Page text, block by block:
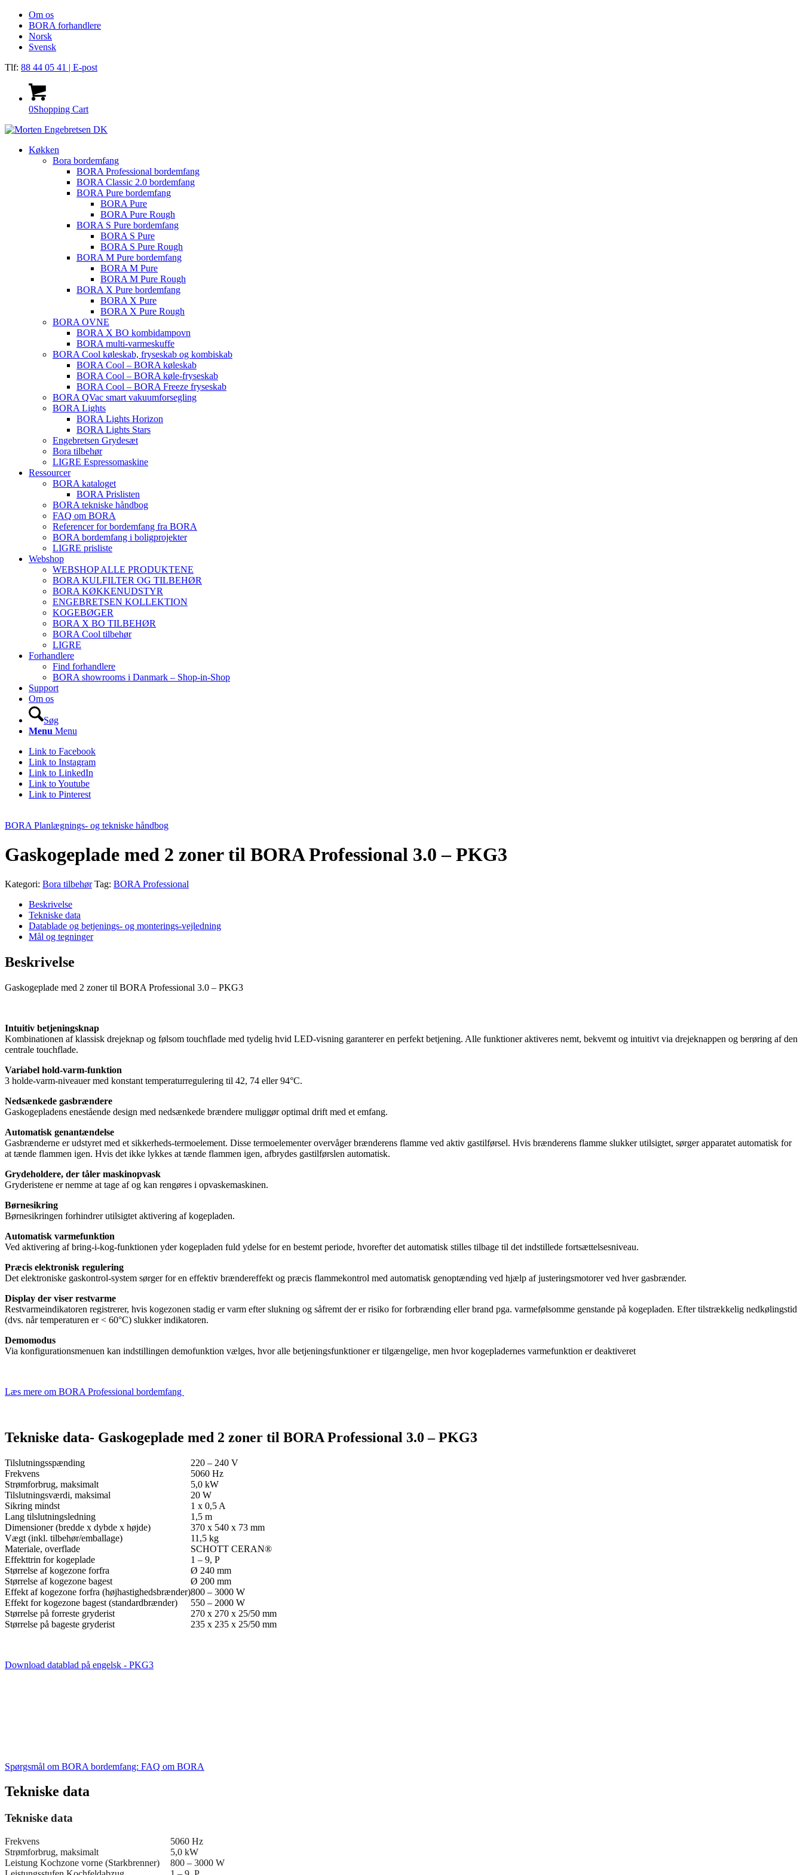
Om os
BORA forhandlere
Norsk
Svensk
Tlf: 88 44 05 41 | E-post
0Shopping Cart
Køkken
Bora bordemfang
BORA Professional bordemfang
BORA Classic 2.0 bordemfang
BORA Pure bordemfang
BORA Pure
BORA Pure Rough
BORA S Pure bordemfang
BORA S Pure
BORA S Pure Rough
BORA M Pure bordemfang
BORA M Pure
BORA M Pure Rough
BORA X Pure bordemfang
BORA X Pure
BORA X Pure Rough
BORA OVNE
BORA X BO kombidampovn
BORA multi-varmeskuffe
BORA Cool køleskab, fryseskab og kombiskab
BORA Cool – BORA køleskab
BORA Cool – BORA køle-fryseskab
BORA Cool – BORA Freeze fryseskab
BORA QVac smart vakuumforsegling
BORA Lights
BORA Lights Horizon
BORA Lights Stars
Engebretsen Grydesæt
Bora tilbehør
LIGRE Espressomaskine
Ressourcer
BORA kataloget
BORA Prislisten
BORA tekniske håndbog
FAQ om BORA
Referencer for bordemfang fra BORA
BORA bordemfang i boligprojekter
LIGRE prisliste
Webshop
WEBSHOP ALLE PRODUKTENE
BORA KULFILTER OG TILBEHØR
BORA KØKKENUDSTYR
ENGEBRETSEN KOLLEKTION
KOGEBØGER
BORA X BO TILBEHØR
BORA Cool tilbehør
LIGRE
Forhandlere
Find forhandlere
BORA showrooms i Danmark – Shop-in-Shop
Support
Om os
Søg
Menu Menu
Link to Facebook
Link to Instagram
Link to LinkedIn
Link to Youtube
Link to Pinterest
BORA Planlægnings- og tekniske håndbog
Gaskogeplade med 2 zoner til BORA Professional 3.0 – PKG3
Kategori: Bora tilbehør Tag: BORA Professional
Beskrivelse
Tekniske data
Datablade og betjenings- og monterings-vejledning
Mål og tegninger
Beskrivelse
Gaskogeplade med 2 zoner til BORA Professional 3.0 – PKG3
Intuitiv betjeningsknap
Kombinationen af klassisk drejeknap og følsom touchflade med tydelig hvid LED-visning garanterer en perfekt betjening. Alle funktioner aktiveres nemt, bekvemt og intuitivt via drejeknappen og berøring af den
centrale touchflade.
Variabel hold-varm-funktion
3 holde-varm-niveauer med konstant temperaturregulering til 42, 74 eller 94°C.
Nedsænkede gasbrændere
Gaskogepladens enestående design med nedsænkede brændere muliggør optimal drift med et emfang.
Automatisk genantændelse
Gasbrænderne er udstyret med et sikkerheds-termoelement. Disse termoelementer overvåger brænderens flamme ved aktiv gastilførsel. Hvis brænderens flamme slukker utilsigtet, sørger apparatet automatisk for
at tænde flammen igen. Hvis det ikke lykkes at tænde flammen igen, afbrydes gastilførslen automatisk.
Grydeholdere, der tåler maskinopvask
Gryderistene er nemme at tage af og kan rengøres i opvaskemaskinen.
Børnesikring
Børnesikringen forhindrer utilsigtet aktivering af kogepladen.
Automatisk varmefunktion
Ved aktivering af bring-i-kog-funktionen yder kogepladen fuld ydelse for en bestemt periode, hvorefter det automatisk stilles tilbage til det indstillede fortsættelsesniveau.
Præcis elektronisk regulering
Det elektroniske gaskontrol-system sørger for en effektiv brændereffekt og præcis flammekontrol med automatisk genoptænding ved hjælp af justeringsmotorer ved hver gasbrænder.
Display der viser restvarme
Restvarmeindikatoren registrerer, hvis kogezonen stadig er varm efter slukning og såfremt der er risiko for forbrænding eller brand pga. varmefølsomme genstande på kogepladen. Efter tilstrækkelig nedkølingstid
(dvs. når temperaturen er < 60°C) slukker indikatoren.
Demomodus
Via konfigurationsmenuen kan indstillingen demofunktion vælges, hvor alle betjeningsfunktioner er tilgængelige, men hvor kogepladernes varmefunktion er deaktiveret
Læs mere om BORA Professional bordemfang
Tekniske data- Gaskogeplade med 2 zoner til BORA Professional 3.0 – PKG3
Tilslutningsspænding
220 – 240 V
Frekvens
5060 Hz
Strømforbrug, maksimalt
5,0 kW
Tilslutningsværdi, maksimal
20 W
Sikring mindst
1 x 0,5 A
Lang tilslutningsledning
1,5 m
Dimensioner (bredde x dybde x højde)
370 x 540 x 73 mm
Vægt (inkl. tilbehør/emballage)
11,5 kg
Materiale, overflade
SCHOTT CERAN®
Effekttrin for kogeplade
1 – 9, P
Størrelse af kogezone forfra
Ø 240 mm
Størrelse af kogezone bagest
Ø 200 mm
Effekt af kogezone forfra (højhastighedsbrænder)800 – 3000 W
Effekt for kogezone bagest (standardbrænder)
550 – 2000 W
Størrelse på forreste gryderist
270 x 270 x 25/50 mm
Størrelse på bageste gryderist
235 x 235 x 25/50 mm
Download datablad på engelsk - PKG3
Spørgsmål om BORA bordemfang: FAQ om BORA
Tekniske data
Tekniske data
Frekvens
5060 Hz
Strømforbrug, maksimalt
5,0 kW
Leistung Kochzone vorne (Starkbrenner)
800 – 3000 W